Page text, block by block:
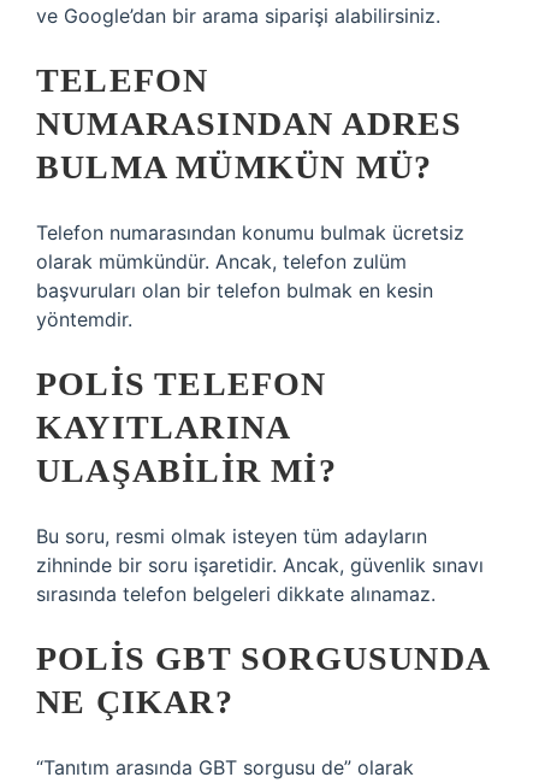
ve Google’dan bir arama siparişi alabilirsiniz.
TELEFON
NUMARASINDAN ADRES
BULMA MÜMKÜN MÜ?
Telefon numarasından konumu bulmak ücretsiz
olarak mümkündür. Ancak, telefon zulüm
başvuruları olan bir telefon bulmak en kesin
yöntemdir.
POLIS TELEFON
KAYITLARINA
ULAŞABILIR MI?
Bu soru, resmi olmak isteyen tüm adayların
zihninde bir soru işaretidir. Ancak, güvenlik sınavı
sırasında telefon belgeleri dikkate alınamaz.
POLIS GBT SORGUSUNDA
NE ÇIKAR?
“Tanıtım arasında GBT sorgusu de” olarak